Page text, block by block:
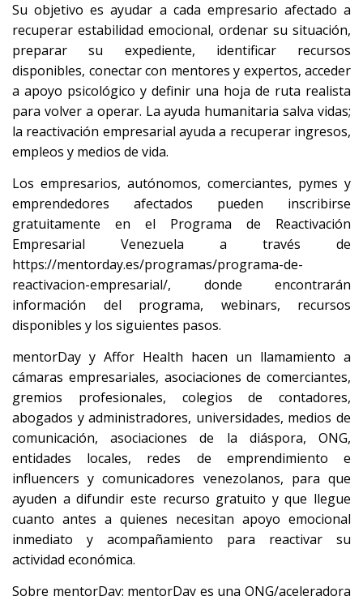
Su objetivo es ayudar a cada empresario afectado a
recuperar estabilidad emocional, ordenar su situación,
preparar su expediente, identificar recursos
disponibles, conectar con mentores y expertos, acceder
a apoyo psicológico y definir una hoja de ruta realista
para volver a operar. La ayuda humanitaria salva vidas;
la reactivación empresarial ayuda a recuperar ingresos,
empleos y medios de vida.
Los empresarios, autónomos, comerciantes, pymes y
emprendedores afectados pueden inscribirse
gratuitamente en el Programa de Reactivación
Empresarial Venezuela a través de
https://mentorday.es/programas/programa-de-
reactivacion-empresarial/, donde encontrarán
información del programa, webinars, recursos
disponibles y los siguientes pasos.
mentorDay y Affor Health hacen un llamamiento a
cámaras empresariales, asociaciones de comerciantes,
gremios profesionales, colegios de contadores,
abogados y administradores, universidades, medios de
comunicación, asociaciones de la diáspora, ONG,
entidades locales, redes de emprendimiento e
influencers y comunicadores venezolanos, para que
ayuden a difundir este recurso gratuito y que llegue
cuanto antes a quienes necesitan apoyo emocional
inmediato y acompañamiento para reactivar su
actividad económica.
Sobre mentorDay: mentorDay es una ONG/aceleradora